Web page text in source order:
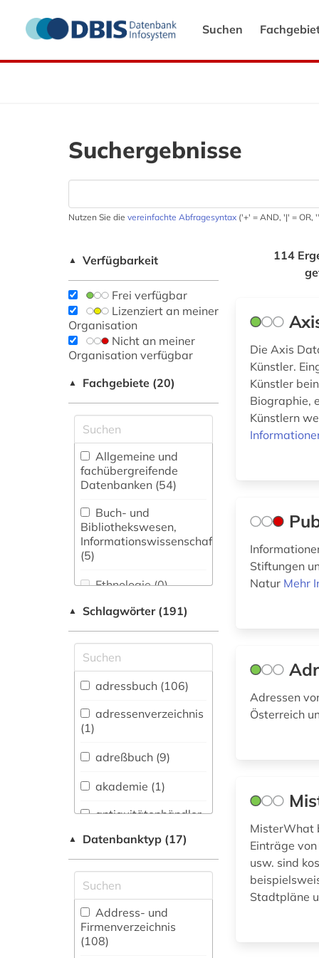
Suchen
Suchergebnisse
Nutzen Sie die vereinfachte Abfragesyntax ('+' = AND, '|' = OR,
▲ Verfügbarkeit
Frei verfügbar
Lizenziert an meiner
Organisation
Nicht an meiner
Organisation verfügbar
▲ Fachgebiete (20)
Allgemeine und
fachübergreifende
Datenbanken (54)
Buch- und
Bibliothekswesen,
Informationswissenschaft
(5)
Ethnologie (0)
Germanistik.
Skandinavistik (1)
Geschichte (8)
Pädagogik und des
Bildungswesens (0)
Jesuitica (0)
Klassische
Byzantinistik.
Neugriechische
Kunstgeschichte (6)
Medien- und
Kommunikationswissenschaften,
Kommunikationsdesign (6)
▲ Schlagwörter (191)
adressbuch (106)
adressenverzeichnis
(1)
adreßbuch (9)
akademie (1)
antiquitätenhändler
anwaltspraxis (1)
arbeitgeberverband
(1)
arbeitnehmervertretung
▲ Datenbanktyp (17)
Address- und
Firmenverzeichnis
(108)
114
Die Axis
Künstler.
Künstler
Biographie,
Künstlern
Stiftungen
Natur Mehr
Adressen
Österreich
MisterWhat
Einträge
usw. sind
Stadtpläne